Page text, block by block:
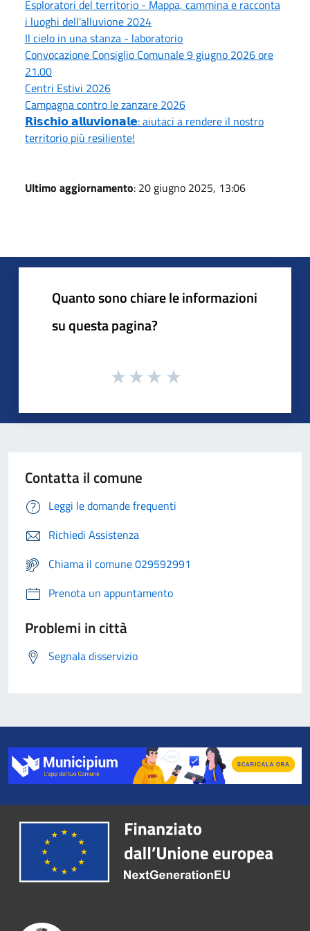
Esploratori del territorio - Mappa, cammina e racconta
i luoghi dell'alluvione 2024
Il cielo in una stanza - laboratorio
Convocazione Consiglio Comunale 9 giugno 2026 ore
21.00
Centri Estivi 2026
Campagna contro le zanzare 2026
𝗥𝗶𝘀𝗰𝗵𝗶𝗼 𝗮𝗹𝗹𝘂𝘃𝗶𝗼𝗻𝗮𝗹𝗲: aiutaci a rendere il nostro
territorio più resiliente!
Ultimo aggiornamento: 20 giugno 2025, 13:06
Quanto sono chiare le informazioni
su questa pagina?
Contatta il comune
Leggi le domande frequenti
Richiedi Assistenza
Chiama il comune 029592991
Prenota un appuntamento
Problemi in città
Segnala disservizio